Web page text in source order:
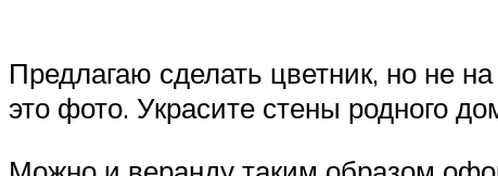
Предлагаю сделать цветник, но не
это фото. Украсите стены родного